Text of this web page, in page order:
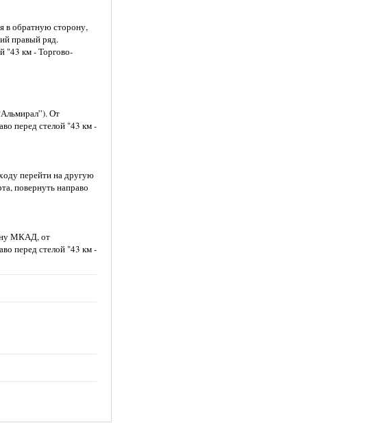
в обратную сторону,
правый ряд.
"43 км - Торгово-
От
перед стелой "43 км -
перейти на другую
повернуть направо
МКАД, от
перед стелой "43 км -